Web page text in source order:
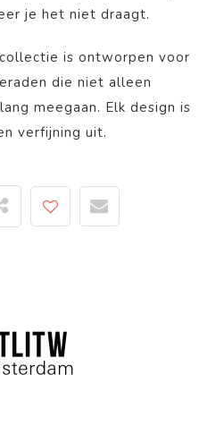
je het niet draagt.
is ontworpen voor
die niet alleen
meegaan. Elk design is
verfijning uit.